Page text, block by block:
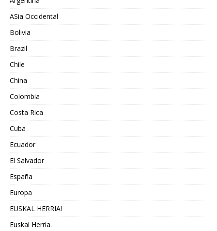
ASia Occidental
Bolivia
Brazil
Chile
China
Colombia
Costa Rica
Cuba
Ecuador
El Salvador
España
Europa
EUSKAL HERRIA!
Euskal Herria.